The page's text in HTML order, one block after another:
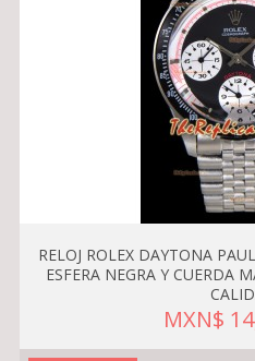
RELOJ ROLEX DAYTONA
ESFERA NEGRA Y CUERDA
MXN$